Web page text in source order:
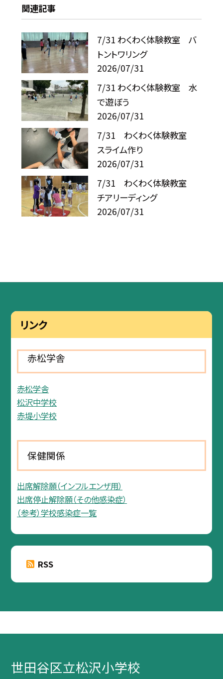
関連記事
7/31 わくわく体験教室 バ
トントワリング
2026/07/31
7/31 わくわく体験教室 水
で遊ぼう
2026/07/31
7/31 わくわく体験教室
スライム作り
2026/07/31
7/31 わくわく体験教室
チアリーディング
2026/07/31
リンク
赤松学舎
赤松学舎
松沢中学校
赤堤小学校
保健関係
出席解除願（インフルエンザ用）
出席停止解除願（その他感染症）
（参考）学校感染症一覧
RSS
世田谷区立松沢小学校